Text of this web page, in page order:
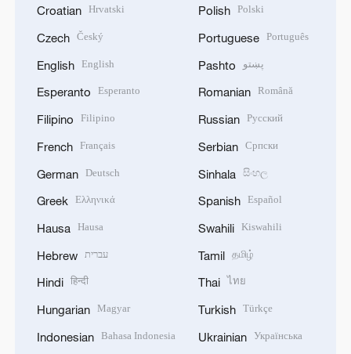
Croatian Hrvatski
Czech Český
English English
Esperanto Esperanto
Filipino Filipino
French Français
German Deutsch
Greek Ελληνικά
Hausa Hausa
Hebrew עברית
Hindi हिन्दी
Hungarian Magyar
Indonesian Bahasa Indonesia
Polish Polski
Portuguese Português
Pashto پښتو
Romanian Română
Russian Русский
Serbian Српски
Sinhala සිංහල
Spanish Español
Swahili Kiswahili
Tamil தமிழ்
Thai ไทย
Turkish Türkçe
Ukrainian Українська